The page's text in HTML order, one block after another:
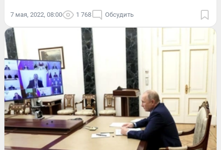
7 мая, 2022, 08:00 1 768 Обсудить